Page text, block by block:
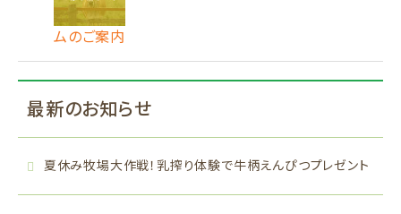
ムのご案内
最新のお知らせ
夏休み牧場大作戦！乳搾り体験で牛柄えんぴつプレゼント